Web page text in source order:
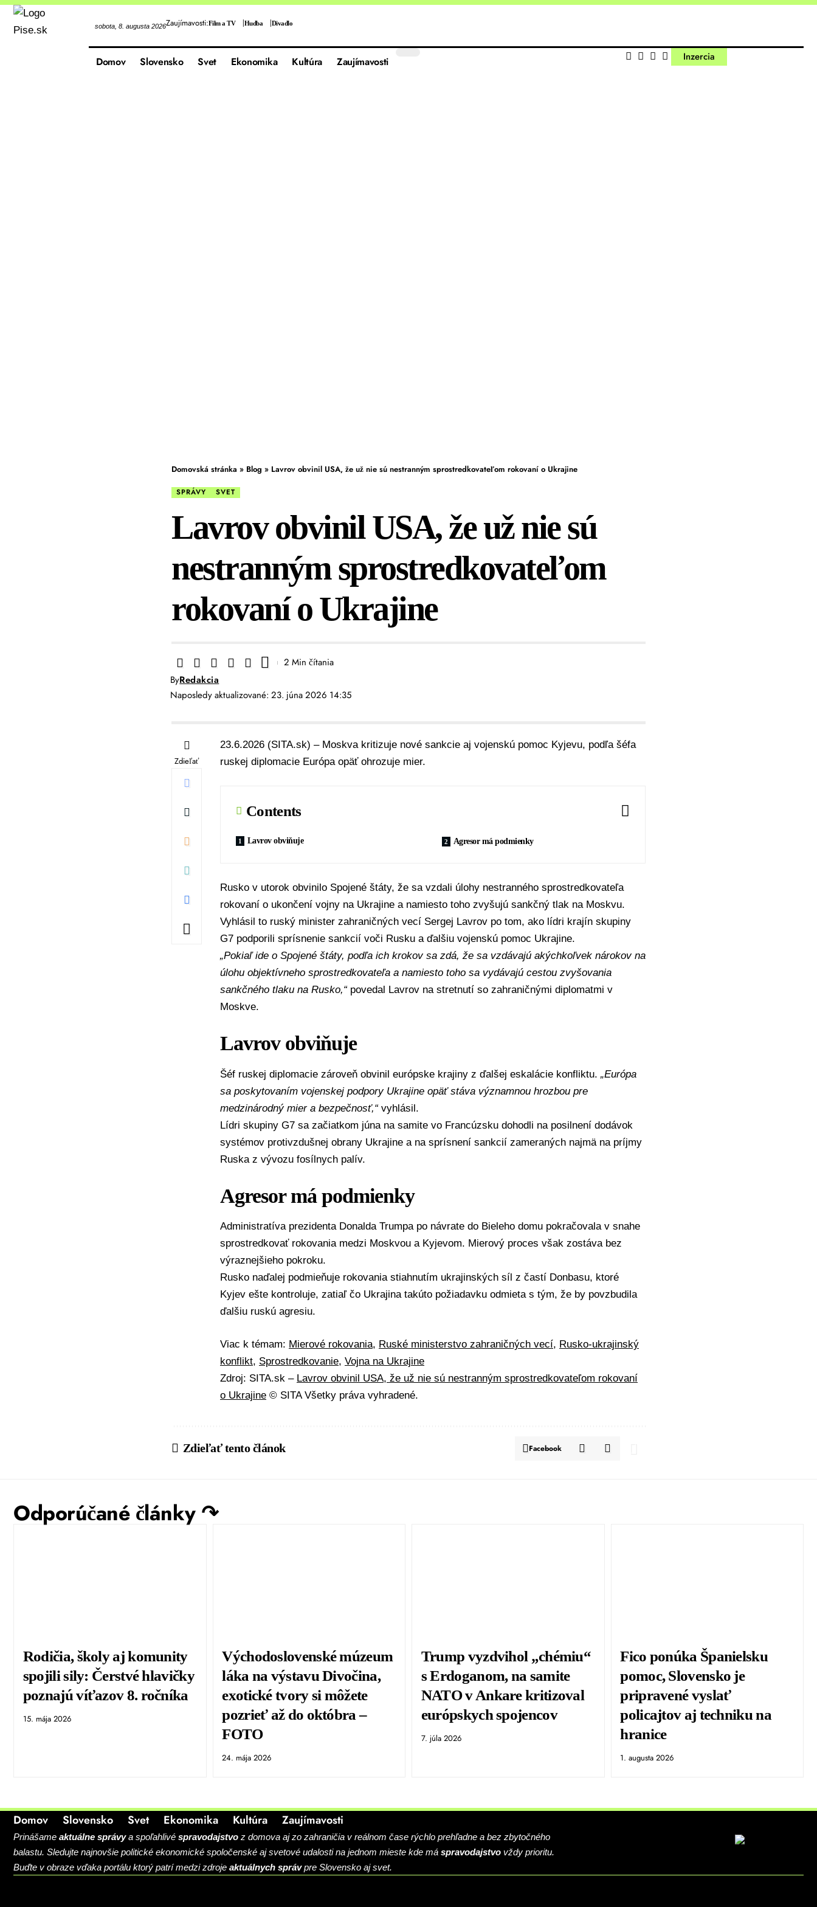
sobota, 8. augusta 2026Zaujímavosti:Film a TV Hudba Divadlo
Domov Slovensko Svet Ekonomika Kultúra Zaujímavosti Inzercia
Domovská stránka » Blog » Lavrov obvinil USA, že už nie sú nestranným sprostredkovateľom rokovaní o Ukrajine
SPRÁVY SVET
Lavrov obvinil USA, že už nie sú
nestranným sprostredkovateľom
rokovaní o Ukrajine
Naposledy aktualizované: 23. júna 2026 14:35
ByRedakcia
2 Min čítania
Zdieľať
23.6.2026 (SITA.sk) – Moskva kritizuje nové sankcie aj vojenskú pomoc Kyjevu, podľa šéfa
ruskej diplomacie Európa opäť ohrozuje mier.
Contents
Lavrov obviňuje Agresor má podmienky
Rusko v utorok obvinilo Spojené štáty, že sa vzdali úlohy nestranného sprostredkovateľa
rokovaní o ukončení vojny na Ukrajine a namiesto toho zvyšujú sankčný tlak na Moskvu.
Vyhlásil to ruský minister zahraničných vecí Sergej Lavrov po tom, ako lídri krajín skupiny
G7 podporili sprísnenie sankcií voči Rusku a ďalšiu vojenskú pomoc Ukrajine.
„Pokiaľ ide o Spojené štáty, podľa ich krokov sa zdá, že sa vzdávajú akýchkoľvek nárokov na
úlohu objektívneho sprostredkovateľa a namiesto toho sa vydávajú cestou zvyšovania
sankčného tlaku na Rusko,“povedal Lavrov na stretnutí so zahraničnými diplomatmi v
Moskve.
Lavrov obviňuje
Šéf ruskej diplomacie zároveň obvinil európske krajiny z ďalšej eskalácie konfliktu. „Európa
sa poskytovaním vojenskej podpory Ukrajine opäť stáva významnou hrozbou pre
medzinárodný mier a bezpečnosť,“vyhlásil.
Lídri skupiny G7 sa začiatkom júna na samite vo Francúzsku dohodli na posilnení dodávok
systémov protivzdušnej obrany Ukrajine a na sprísnení sankcií zameraných najmä na príjmy
Ruska z vývozu fosílnych palív.
Agresor má podmienky
Administratíva prezidenta Donalda Trumpapo návrate do Bieleho domu pokračovala v snahe
sprostredkovať rokovania medzi Moskvou a Kyjevom. Mierový proces však zostáva bez
výraznejšieho pokroku.
Rusko naďalej podmieňuje rokovania stiahnutím ukrajinských síl z častí Donbasu, ktoré
Kyjev ešte kontroluje, zatiaľ čo Ukrajina takúto požiadavku odmieta s tým, že by povzbudila
ďalšiu ruskú agresiu.
Viac k témam: Mierové rokovania, Ruské ministerstvo zahraničných vecí, Rusko-ukrajinský
konflikt, Sprostredkovanie, Vojna na Ukrajine
Zdroj: SITA.sk – Lavrov obvinil USA, že už nie sú nestranným sprostredkovateľom rokovaní
o Ukrajine © SITA Všetky práva vyhradené.
Zdieľať tento článok Facebook
Odporúčané články ↷
Rodičia, školy aj komunity
spojili sily: Čerstvé hlavičky
poznajú víťazov 8. ročníka
15. mája 2026
Východoslovenské múzeum
láka na výstavu Divočina,
exotické tvory si môžete
pozrieť až do októbra –
FOTO
24. mája 2026
Trump vyzdvihol „chémiu“
s Erdoganom, na samite
NATO v Ankare kritizoval
európskych spojencov
7. júla 2026
Fico ponúka Španielsku
pomoc, Slovensko je
pripravené vyslať
policajtov aj techniku na
hranice
1. augusta 2026
Domov Slovensko Svet Ekonomika Kultúra Zaujímavosti
Prinášame aktuálne správya spoľahlivé spravodajstvo z domova aj zo zahraničia v reálnom čase rýchlo prehľadne a bez zbytočného
balastu. Sledujte najnovšie politické ekonomické spoločenské aj svetové udalosti na jednom mieste kde má spravodajstvo vždy prioritu.
Buďte v obraze vďaka portálu ktorý patrí medzi zdroje aktuálnych správpre Slovensko aj svet.